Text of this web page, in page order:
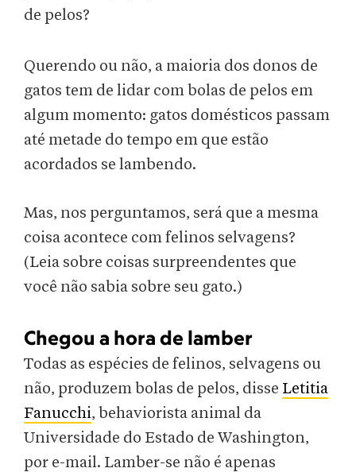
de pelos?
Querendo ou não, a maioria dos donos de
gatos tem de lidar com bolas de pelos em
algum momento: gatos domésticos passam
até metade do tempo em que estão
acordados se lambendo.
Mas, nos perguntamos, será que a mesma
coisa acontece com felinos selvagens?
(Leia sobre coisas surpreendentes que
você não sabia sobre seu gato.)
Chegou a hora de lamber
Todas as espécies de felinos, selvagens ou
não, produzem bolas de pelos, disse Letitia
Fanucchi, behaviorista animal da
Universidade do Estado de Washington,
por e-mail. Lamber-se não é apenas